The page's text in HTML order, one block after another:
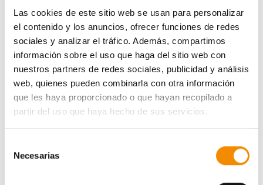
Las cookies de este sitio web se usan para personalizar
el contenido y los anuncios, ofrecer funciones de redes
sociales y analizar el tráfico. Además, compartimos
información sobre el uso que haga del sitio web con
nuestros partners de redes sociales, publicidad y análisis
web, quienes pueden combinarla con otra información
que les haya proporcionado o que hayan recopilado a
partir del uso que haya hecho de sus servicios.
Necesarias